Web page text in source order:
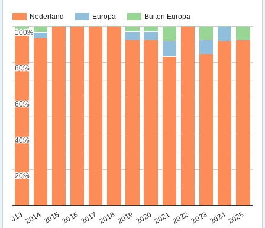
Nederland Europa Buiten Europa
20132014201520162017 20182019 202020212022202320242025
20%
20%
40%
40%
60%
60%
80%
80%
100%
100%